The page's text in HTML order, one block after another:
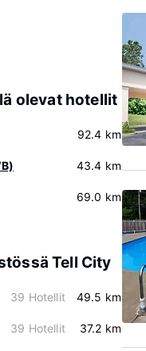
olevat hotellit
92.4 km
43.4 km
69.0 km
Tell City
39 Hotellit 49.5 km
39 Hotellit 37.2 km